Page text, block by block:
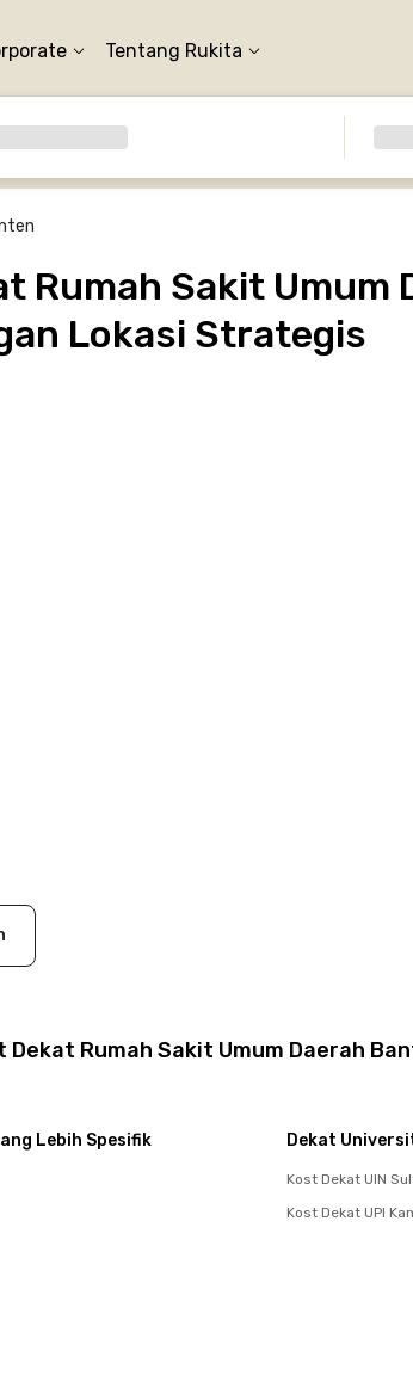
Tentang Rukita
Rumah Sakit Umum
Lokasi Strategis
Rumah Sakit Umum Daerah
Lebih Spesifik Dekat
Kost Dekat UIN
Kost Dekat UPI